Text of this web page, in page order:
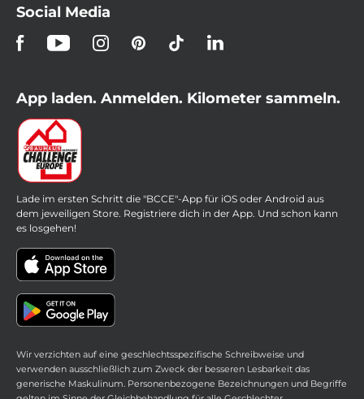
Social Media
App laden. Anmelden. Kilometer sammeln.
Lade im ersten Schritt die "BCCE"-App für iOS oder Android aus
dem jeweiligen Store. Registriere dich in der App. Und schon kann
es losgehen!
Wir verzichten auf eine geschlechtsspezifische Schreibweise und
verwenden ausschließlich zum Zweck der besseren Lesbarkeit das
generische Maskulinum. Personenbezogene Bezeichnungen und Begriffe